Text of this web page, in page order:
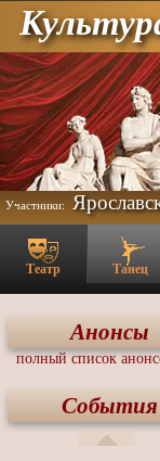
Участники:
Театр Танец
Анонсы
полный список
События